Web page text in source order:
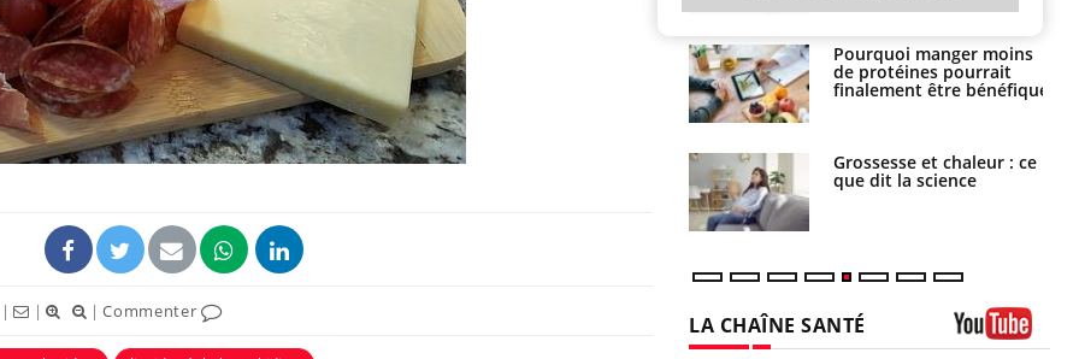
| | |Commenter
Cytomégalovirus : ce qui
change dans la prise en
charge des femmes
enceintes
La sieste empêche-t-elle
Pourquoi manger moins
de protéines pourrait
finalement être bénéfique
Grossesse et chaleur : ce
que dit la science
LA CHAÎNE SANTÉ